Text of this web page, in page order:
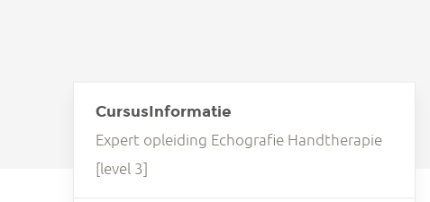
CursusInformatie
Expert opleiding Echografie Handtherapie
[level 3]